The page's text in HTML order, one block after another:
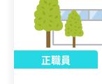
正職員